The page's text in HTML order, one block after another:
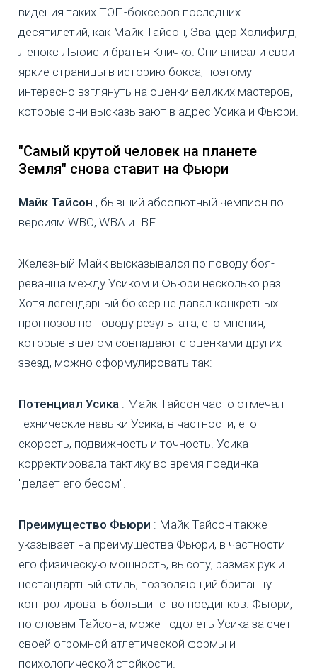
видения таких ТОП-боксеров последних
десятилетий, как Майк Тайсон, Эвандер Холифилд,
Ленокс Льюис и братья Кличко. Они вписали свои
яркие страницы в историю бокса, поэтому
интересно взглянуть на оценки великих мастеров,
которые они высказывают в адрес Усика и Фьюри.
"Самый крутой человек на планете
Земля" снова ставит на Фьюри
Майк Тайсон , бывший абсолютный чемпион по
версиям WBC, WBA и IBF
Железный Майк высказывался по поводу боя-
реванша между Усиком и Фьюри несколько раз.
Хотя легендарный боксер не давал конкретных
прогнозов по поводу результата, его мнения,
которые в целом совпадают с оценками других
звезд, можно сформулировать так:
Потенциал Усика : Майк Тайсон часто отмечал
технические навыки Усика, в частности, его
скорость, подвижность и точность. Усика
корректировала тактику во время поединка
"делает его бесом".
Преимущество Фьюри : Майк Тайсон также
указывает на преимущества Фьюри, в частности
его физическую мощность, высоту, размах рук и
нестандартный стиль, позволяющий британцу
контролировать большинство поединков. Фьюри,
по словам Тайсона, может одолеть Усика за счет
своей огромной атлетической формы и
психологической стойкости.